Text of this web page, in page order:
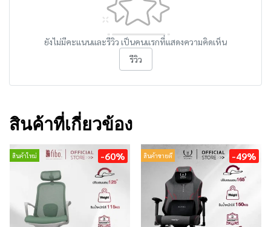
ยังไม่มีคะแนนและรีวิว เป็นคนแรกที่แสดงความคิดเห็น
รีวิว
สินค้าที่เกี่ยวข้อง
สินค้าใหม่ -60% สินค้าขายดี -49%